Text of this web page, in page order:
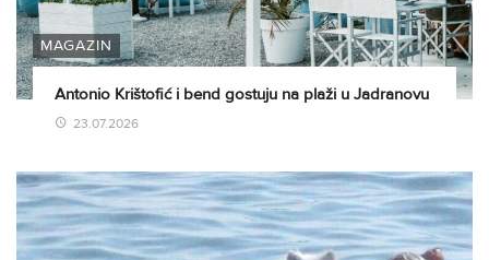
MAGAZIN
Antonio Krištofić i bend gostuju na plaži u Jadranovu
23.07.2026